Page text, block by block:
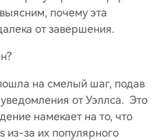
почему эта
от завершения.
на смелый шаг, подав
от Уэллса. Это
намекает на то, что
из-за их популярного